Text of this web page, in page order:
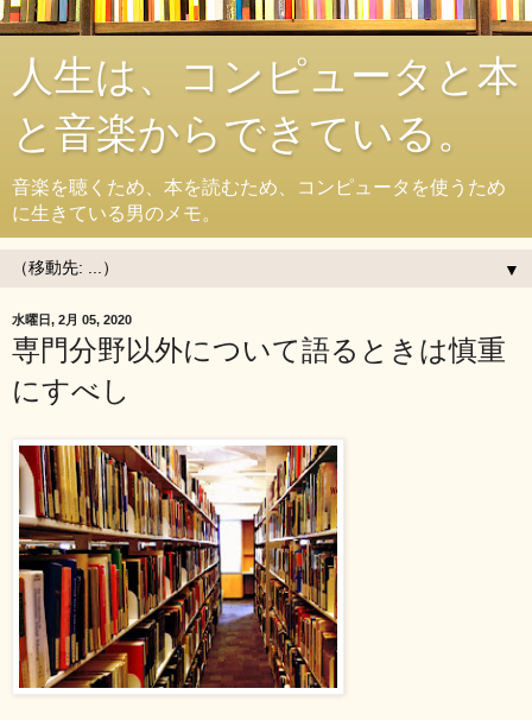
人生は、コンピュータと本
と音楽からできている。
音楽を聴くため、本を読むため、コンピュータを使うため
に生きている男のメモ。
▼
水曜日, 2月 05, 2020
専門分野以外について語るときは慎重
にすべし